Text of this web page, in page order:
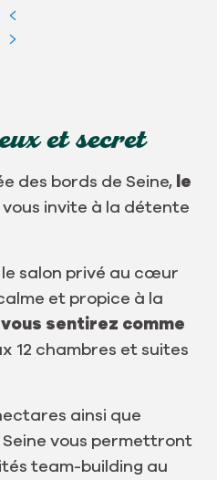
et secret
des bords de Seine, le
vous invite à la détente
le salon privé au cœur
et propice à la
vous sentirez comme
12 chambres et suites
ainsi que
Seine vous permettront
team-building au